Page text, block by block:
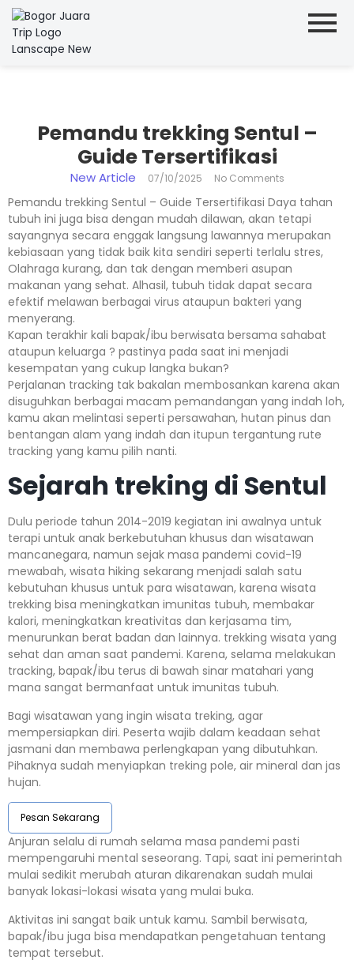
Pemandu trekking Sentul –
Guide Tersertifikasi
New Article 07/10/2025 No Comments
Pemandu trekking Sentul – Guide Tersertifikasi Daya tahan
tubuh ini juga bisa dengan mudah dilawan, akan tetapi
sayangnya secara enggak langsung lawannya merupakan
kebiasaan yang tidak baik kita sendiri seperti terlalu stres,
Olahraga kurang, dan tak dengan memberi asupan
makanan yang sehat. Alhasil, tubuh tidak dapat secara
efektif melawan berbagai virus ataupun bakteri yang
menyerang.
Kapan terakhir kali bapak/ibu berwisata bersama sahabat
ataupun keluarga ? pastinya pada saat ini menjadi
kesempatan yang cukup langka bukan?
Perjalanan tracking tak bakalan membosankan karena akan
disuguhkan berbagai macam pemandangan yang indah loh,
kamu akan melintasi seperti persawahan, hutan pinus dan
bentangan alam yang indah dan itupun tergantung rute
tracking yang kamu pilih nanti.
Sejarah treking di Sentul
Dulu periode tahun 2014-2019 kegiatan ini awalnya untuk
terapi untuk anak berkebutuhan khusus dan wisatawan
mancanegara, namun sejak masa pandemi covid-19
mewabah, wisata hiking sekarang menjadi salah satu
kebutuhan khusus untuk para wisatawan, karena wisata
trekking bisa meningkatkan imunitas tubuh, membakar
kalori, meningkatkan kreativitas dan kerjasama tim,
menurunkan berat badan dan lainnya. trekking wisata yang
sehat dan aman saat pandemi. Karena, selama melakukan
tracking, bapak/ibu terus di bawah sinar matahari yang
mana sangat bermanfaat untuk imunitas tubuh.
Bagi wisatawan yang ingin wisata treking, agar
mempersiapkan diri. Peserta wajib dalam keadaan sehat
jasmani dan membawa perlengkapan yang dibutuhkan.
Pihaknya sudah menyiapkan treking pole, air mineral dan jas
hujan.
Pesan Sekarang
Anjuran selalu di rumah selama masa pandemi pasti
mempengaruhi mental seseorang. Tapi, saat ini pemerintah
mulai sedikit merubah aturan dikarenakan sudah mulai
banyak lokasi-lokasi wisata yang mulai buka.
Aktivitas ini sangat baik untuk kamu. Sambil berwisata,
bapak/ibu juga bisa mendapatkan pengetahuan tentang
tempat tersebut.